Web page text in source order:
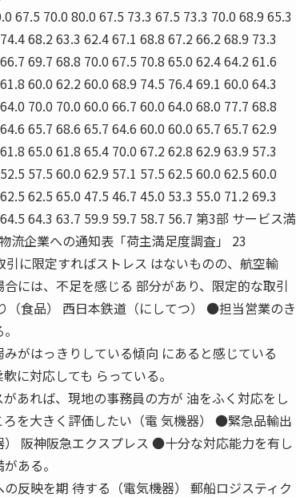
67.5 70.0 80.0 67.5 73.3 67.5 73.3 70.0 68.9 65.3
68.2 63.3 62.4 67.1 68.8 67.2 66.2 68.9 73.3
69.7 68.8 70.0 67.5 70.8 65.0 62.4 64.2 61.6
60.0 62.2 60.0 68.9 74.5 76.4 69.1 60.0 64.3
70.0 70.0 60.0 66.7 60.0 64.0 68.0 77.7 68.8
65.7 68.6 65.7 64.6 60.0 60.0 65.7 65.7 62.9
65.0 61.8 65.4 70.0 67.2 62.8 62.9 63.9 57.3
57.5 60.0 62.9 57.1 57.5 62.5 60.0 62.5 60.0
62.5 65.0 47.5 46.7 45.0 53.3 55.0 71.2 69.3
64.3 63.7 59.9 59.7 58.7 56.7 第3部 サービス満
流企業への通知表「荷主満足度調査」 23
に限定すればストレス はないものの、航空輸
には、不足を感じる 部分があり、限定的な取引
食品） 西日本鉄道（にしてつ） ●担当営業のき
がはっきりしている傾向 にあると感じている
に対応しても らっている。
あれば、現地の事務員の方が 油をふく対応をし
を大きく評価したい（電 気機器） ●緊急品輸出
阪神阪急エクスプレス ●十分な対応能力を有し
ある。
反映を期 待する（電気機器） 郵船ロジスティク